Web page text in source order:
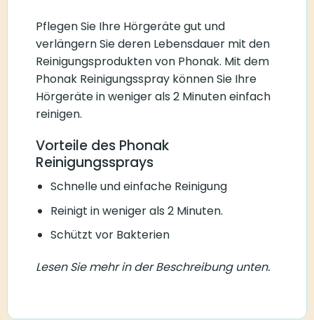
Pflegen Sie Ihre Hörgeräte gut und
verlängern Sie deren Lebensdauer mit den
Reinigungsprodukten von Phonak. Mit dem
Phonak Reinigungsspray können Sie Ihre
Hörgeräte in weniger als 2 Minuten einfach
reinigen.
Vorteile des Phonak
Reinigungssprays
Schnelle und einfache Reinigung
Reinigt in weniger als 2 Minuten.
Schützt vor Bakterien
Lesen Sie mehr in der Beschreibung unten.